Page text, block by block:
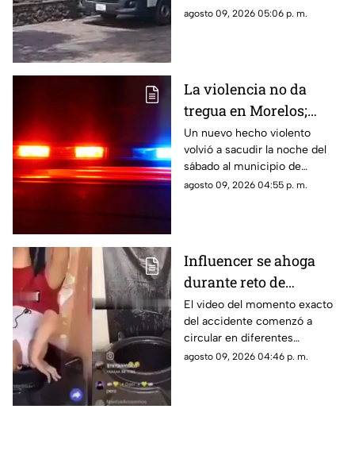
donde solicitó ayuda.
agosto 09, 2026 05:06 p. m.
La violencia no da
tregua en Morelos;
ejecutan a un hombre
en Jiutepec
Un nuevo hecho violento
volvió a sacudir la noche del
sábado al municipio de
Jiutepec.
agosto 09, 2026 04:55 p. m.
Influencer se ahoga
durante reto de
transmisión en vivo;
esto se sabe del caso
(+VIDEO)
El video del momento exacto
del accidente comenzó a
circular en diferentes
plataformas digitales.
agosto 09, 2026 04:46 p. m.